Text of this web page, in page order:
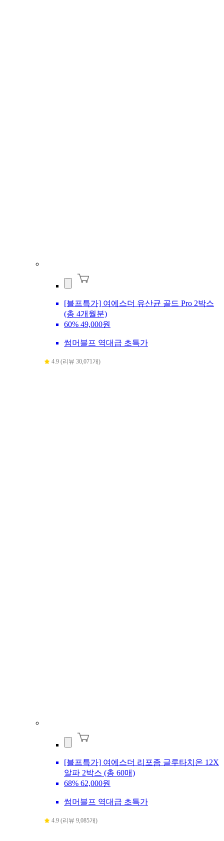
[블프특가] 여에스더 유산균 골드 Pro 2박스
(총 4개월분)
60% 49,000원
썸머블프 역대급 초특가
4.9 (리뷰 30,071개)
[블프특가] 여에스더 리포좀 글루타치온 12X
알파 2박스 (총 60매)
68% 62,000원
썸머블프 역대급 초특가
4.9 (리뷰 9,085개)